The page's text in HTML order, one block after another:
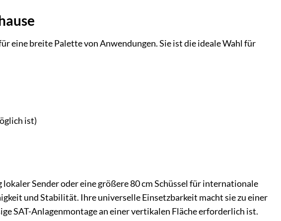
eine breite Palette von Anwendungen. Sie ist die ideale Wahl für
ist)
Sender oder eine größere 80 cm Schüssel für internationale
und Stabilität. Ihre universelle Einsetzbarkeit macht sie zu einer
SAT-Anlagenmontage an einer vertikalen Fläche erforderlich ist.